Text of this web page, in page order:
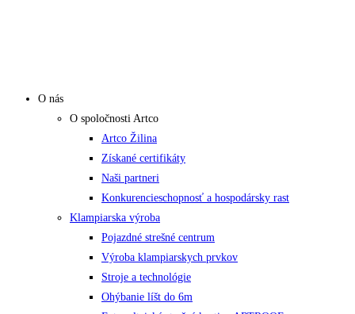
O nás
O spoločnosti Artco
Artco Žilina
Získané certifikáty
Naši partneri
Konkurencieschopnosť a hospodársky rast
Klampiarska výroba
Pojazdné strešné centrum
Výroba klampiarskych prvkov
Stroje a technológie
Ohýbanie líšt do 6m